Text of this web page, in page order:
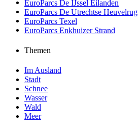
EuroParcs De IJssel Eilanden
EuroParcs De Utrechtse Heuvelrug
EuroParcs Texel
EuroParcs Enkhuizer Strand
Themen
Im Ausland
Stadt
Schnee
Wasser
Wald
Meer